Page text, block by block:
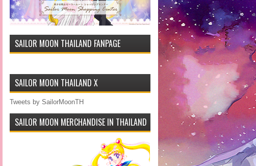
SAILOR MOON THAILAND FANPAGE
SAILOR MOON THAILAND X
Tweets by SailorMoonTH
SAILOR MOON MERCHANDISE IN THAILAND